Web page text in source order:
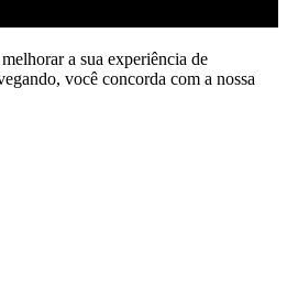
a sua experiência de
você concorda com a nossa